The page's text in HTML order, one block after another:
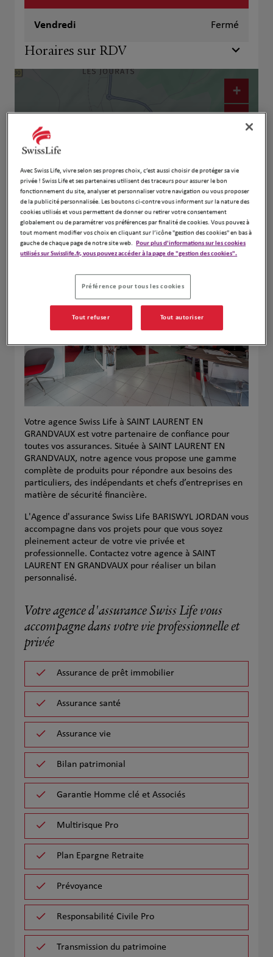
Vendredi Fermé
Horaires sur RDV
+
−
Naviguer Itinéraire
Votre agence Swiss Life à SAINT LAURENT EN
GRANDVAUX est votre partenaire de confiance pour
toutes vos assurances. Située à SAINT LAURENT EN
GRANDVAUX, notre agence vous propose une gamme
complète de produits pour répondre aux besoins des
particuliers, des indépendants et chefs d’entreprises en
matière de sécurité financière.
L'Agence d'assurance Swiss Life BARISWYL JORDAN vous
accompagne dans vos projets pour que vous soyez
pleinement acteur de votre vie privée et
professionnelle. Contactez votre agence à SAINT
LAURENT EN GRANDVAUX pour réaliser un bilan
personnalisé.
Votre agence d'assurance Swiss Life vous
accompagne dans votre vie professionnelle et
privée
Assurance de prêt immobilier
Assurance santé
Assurance vie
Bilan patrimonial
Garantie Homme clé et Associés
Multirisque Pro
Plan Epargne Retraite
Prévoyance
Responsabilité Civile Pro
Transmission du patrimoine
Avec Swiss Life, vivre selon ses propres choix, c’est aussi choisir de protéger sa vie
privée ! Swiss Life et ses partenaires utilisent des traceurs pour assurer le bon
fonctionnement du site, analyser et personnaliser votre navigation ou vous proposer
de la publicité personnalisée. Les boutons ci-contre vous informent sur la nature des
cookies utilisés et vous permettent de donner ou retirer votre consentement
globalement ou de paramétrer vos préférences par finalité de cookies. Vous pouvez à
tout moment modifier vos choix en cliquant sur l’icône "gestion des cookies" en bas à
gauche de chaque page de notre site web. Pour plus d'informations sur les cookies
utilisés sur Swisslife.fr, vous pouvez accéder à la page de "gestion des cookies".
Préférence pour tous les cookies
Tout refuser Tout autoriser